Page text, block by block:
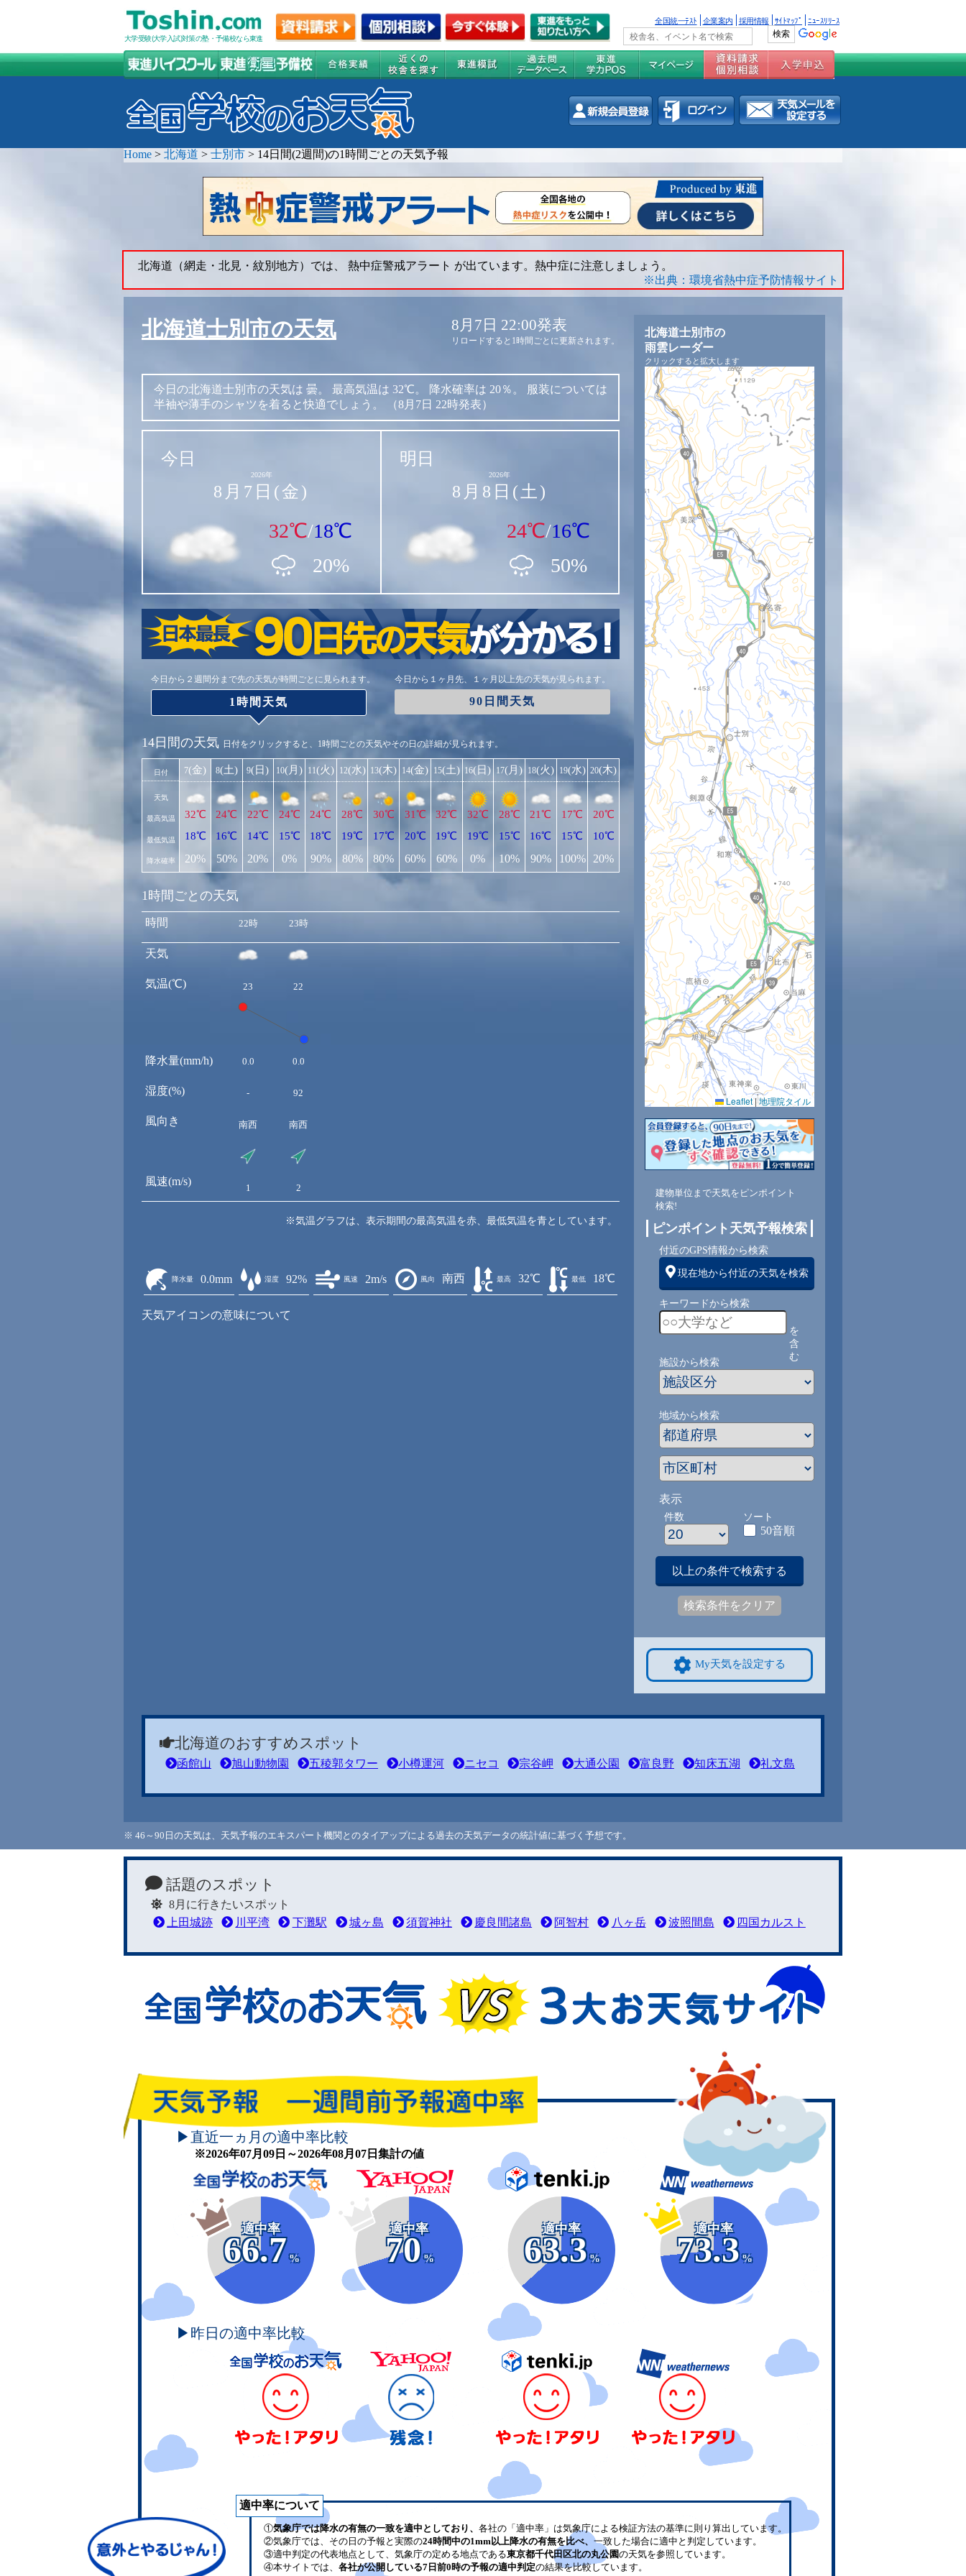
大学受験(大学入試)対策の塾・予備校なら東進
全国統一ﾃｽﾄ 企業案内 採用情報 ｻｲﾄﾏｯﾌﾟ ﾆｭｰｽﾘﾘｰｽ
Home > 北海道 > 士別市 > 14日間(2週間)の1時間ごとの天気予報
北海道（網走・北見・紋別地方）では、 熱中症警戒アラート が出ています。熱中症に注意しましょう。
※出典：環境省熱中症予防情報サイト
北海道士別市の天気 8月7日 22:00発表
リロードすると1時間ごとに更新されます。
今日の北海道士別市の天気は 曇。 最高気温は 32℃。 降水確率は 20％。
服装については
半袖や薄手のシャツを着ると快適でしょう。
（8月7日 22時発表）
今日
2026年
8月7日(金)
32℃/18℃
20%
明日
2026年
8月8日(土)
24℃/16℃
50%
今日から２週間分まで先の天気が時間ごとに見られます。
1時間天気
今日から１ヶ月先、１ヶ月以上先の天気が見られます。
90日間天気
14日間の天気 日付をクリックすると、1時間ごとの天気やその日の詳細が見られます。
日付
天気
最高気温
最低気温
降水確率
7(金)
32℃
18℃
20%
8(土)
24℃
16℃
50%
9(日)
22℃
14℃
20%
10(月)
24℃
15℃
0%
11(火)
24℃
18℃
90%
12(水)
28℃
19℃
80%
13(木)
30℃
17℃
80%
14(金)
31℃
20℃
60%
15(土)
32℃
19℃
60%
16(日)
32℃
19℃
0%
17(月)
28℃
15℃
10%
18(火)
21℃
16℃
90%
19(水)
17℃
15℃
100%
20(木)
20℃
10℃
20%
1時間ごとの天気
時間
天気
気温(℃)
降水量(mm/h)
湿度(%)
風向き
風速(m/s)
22時 23時
23 22
0.0 0.0
- 92
南西 南西
1 2
※気温グラフは、表示期間の最高気温を赤、最低気温を青としています。
降水量 0.0mm 湿度 92% 風速 2m/s 風向 南西 最高 32℃ 最低 18℃
天気アイコンの意味について
北海道士別市の
雨雲レーダー
クリックすると拡大します
Leaflet|地理院タイル
建物単位まで天気をピンポイント
検索!
ピンポイント天気予報検索
付近のGPS情報から検索
現在地から付近の天気を検索
キーワードから検索
を
含
む
施設から検索
地域から検索
表示
件数 ソート
50音順
以上の条件で検索する
検索条件をクリア
My天気を設定する
北海道のおすすめスポット
函館山 旭山動物園 五稜郭タワー 小樽運河 ニセコ 宗谷岬 大通公園 富良野 知床五湖 礼文島
※ 46～90日の天気は、天気予報のエキスパート機関とのタイアップによる過去の天気データの統計値に基づく予想です。
話題のスポット
8月に行きたいスポット
上田城跡
川平湾 下灘駅 城ヶ島 須賀神社 慶良間諸島 阿智村 八ヶ岳 波照間島 四国カルスト
▶直近一ヵ月の適中率比較
※2026年07月09日～2026年08月07日集計の値
適中率
66.7
%
適中率
70
%
適中率
63.3
%
適中率
73.3
%
▶昨日の適中率比較
適中率について
①気象庁では降水の有無の一致を適中としており、 各社の「適中率」は気象庁による検証方法の基準に則り算出しています。
②気象庁では、その日の予報と実際の24時間中の1mm以上降水の有無を比べ、 一致した場合に適中と判定しています。
③適中判定の代表地点として、気象庁の定める地点である東京都千代田区北の丸公園の天気を参照しています。
④本サイトでは、 各社が公開している7日前0時の予報の適中判定の結果を比較しています。